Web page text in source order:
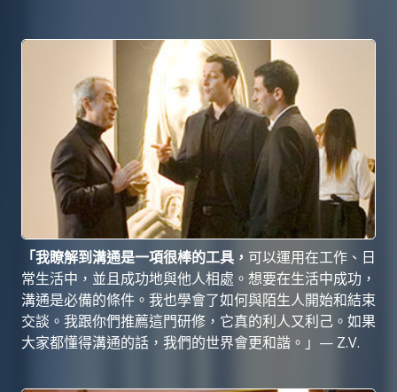
「我瞭解到溝通是一項很棒的工具， 可以運用在工作、日
常生活中，並且成功地與他人相處。想要在生活中成功，
溝通是必備的條件。我也學會了如何與陌生人開始和結束
交談。我跟你們推薦這門研修，它真的利人又利己。如果
大家都懂得溝通的話，我們的世界會更和諧。」— Z.V.